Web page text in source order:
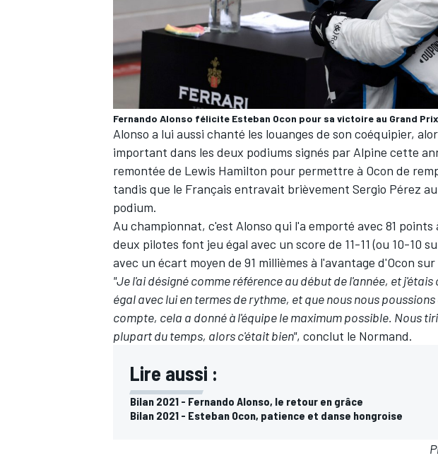
AUTRES CHAMPIONNATS
Fernando Alonso félicite Esteban Ocon pour sa victoire au Grand
Alonso a lui aussi chanté les louanges de son coéquipier,
important dans les deux podiums signés par Alpine cette
remontée de Lewis Hamilton pour permettre à Ocon de
tandis que le Français entravait brièvement Sergio Pérez
podium.
Au championnat, c'est Alonso qui l'a emporté avec 81
deux pilotes font jeu égal avec un score de 11-11 (ou 10-10
avec un écart moyen de 91 millièmes à l'avantage d'Ocon sur
"Je l'ai désigné comme référence au début de l'année, et
égal avec lui en termes de rythme, et que nous nous
compte, cela a donné à l'équipe le maximum possible. Nous
plupart du temps, alors c'était bien", conclut le Normand.
Lire aussi :
Bilan 2021 - Fernando Alonso, le retour en grâce
Bilan 2021 - Esteban Ocon, patience et danse hongroise